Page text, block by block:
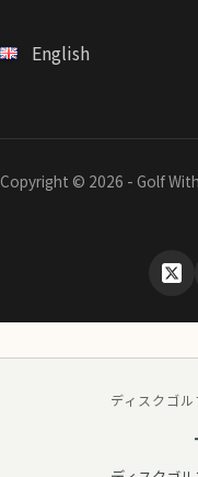
English
Copyright © 2026 - Golf
ディスクゴ